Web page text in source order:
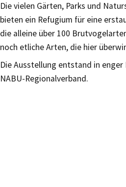
Die vielen Gärten, Parks und
bieten ein Refugium für eine
die alleine über 100
noch etliche Arten, die hier
Die Ausstellung entstand in
NABU-Regionalverband.